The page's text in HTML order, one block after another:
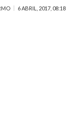
6 ABRIL, 2017, 08:18